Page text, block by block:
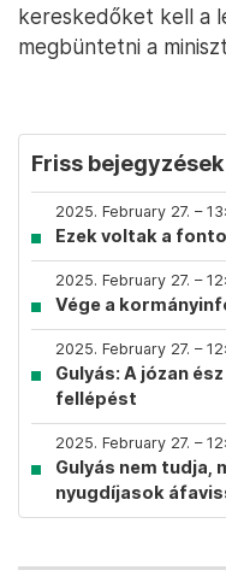
kereskedőket kell a
megbüntetni a
Friss bejegyzések
2025. February 27. –
Ezek voltak a
2025. February 27. –
Vége a
2025. February 27. –
Gulyás: A józan
fellépést
2025. February 27. –
Gulyás nem tudja,
nyugdíjasok